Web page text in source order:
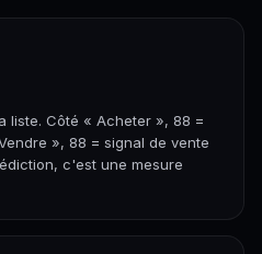
liste. Côté « Acheter », 88 =
», 88 = signal de vente
c'est une mesure